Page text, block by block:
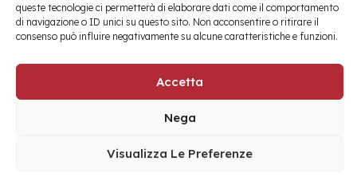
queste tecnologie ci permetterà di elaborare dati come il comportamento
di navigazione o ID unici su questo sito. Non acconsentire o ritirare il
consenso può influire negativamente su alcune caratteristiche e funzioni.
Accetta
Nega
Visualizza Le Preferenze
Copyright © 2026 Toscana One Srls • Made with